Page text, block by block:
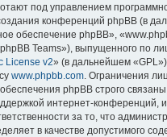
под управлением
конференций phpBB (в
обеспечение phpBB»,
Teams»), выпущенного по
License v2» (в дальнейшем
www.phpbb.com. Ограничения
phpBB строго связаны
интернет-конференций,
за то, что
в качестве допустимого